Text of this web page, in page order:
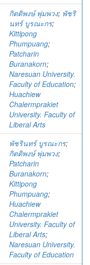
กิตติพงษ์ พุ่มพวง; พัชริ
นทร์ บูรณะกร;
Kittipong
Phumpuang;
Patcharin
Buranakorn;
Naresuan University.
Faculty of Education;
Huachiew
Chalermprakiet
University. Faculty of
Liberal Arts
พัชรินทร์ บูรณะกร;
กิตติพงษ์ พุ่มพวง;
Patcharin
Buranakorn;
Kittipong
Phumpuang;
Huachiew
Chalermprakiet
University. Faculty of
Liberal Arts;
Naresuan University.
Faculty of Education